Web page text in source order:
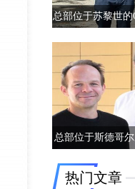
总部位于苏黎世
总部位于斯德哥
热门文章